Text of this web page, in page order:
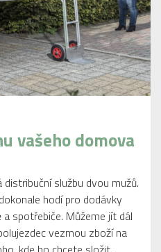
vašeho domova
službu dvou mužů.
hodí pro dodávky
spotřebiče. Můžeme jít dál
vezmou zboží na